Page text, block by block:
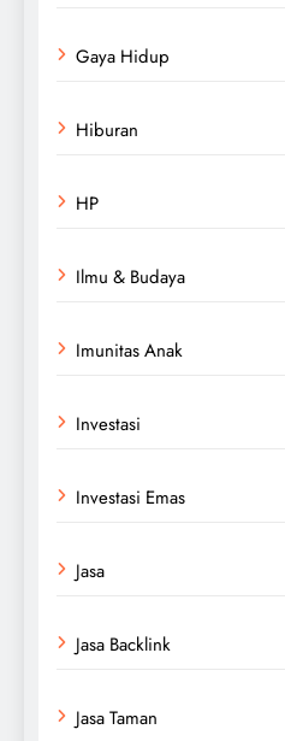
Gaya Hidup
Hiburan
HP
Ilmu & Budaya
Imunitas Anak
Investasi
Investasi Emas
Jasa
Jasa Backlink
Jasa Taman